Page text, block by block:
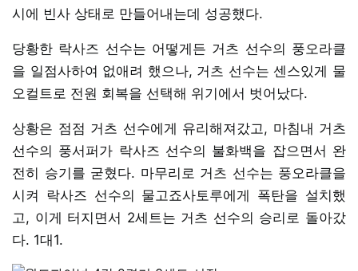
시에 빈사 상태로 만들어내는데 성공했다.
당황한 락사즈 선수는 어떻게든 거츠 선수의 풍오라클
을 일점사하여 없애려 했으나, 거츠 선수는 센스있게 물
오컬트로 전원 회복을 선택해 위기에서 벗어났다.
상황은 점점 거츠 선수에게 유리해져갔고, 마침내 거츠
선수의 풍서퍼가 락사즈 선수의 불화백을 잡으면서 완
전히 승기를 굳혔다. 마무리로 거츠 선수는 풍오라클을
시켜 락사즈 선수의 물고죠사토루에게 폭탄을 설치했
고, 이게 터지면서 2세트는 거츠 선수의 승리로 돌아갔
다. 1대1.